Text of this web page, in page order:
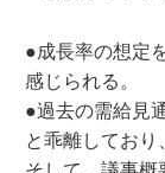
●成長率の想定
感じられる。
●過去の需給見
と乖離しており